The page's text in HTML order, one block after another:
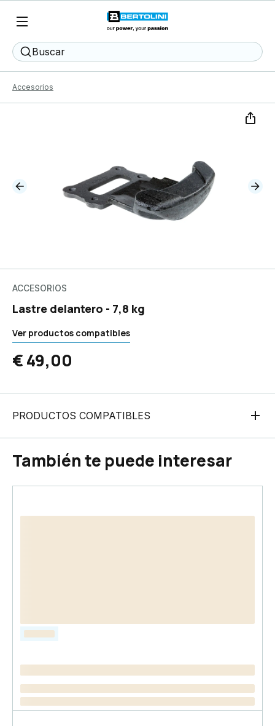
Buscar
Accesorios
ACCESORIOS
Lastre delantero - 7,8 kg
Ver productos compatibles
€ 49,00
PRODUCTOS COMPATIBLES
También te puede interesar